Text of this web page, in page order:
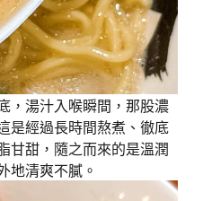
，湯汁入喉瞬間，那股濃
是經過長時間熬煮、徹底
甘甜，隨之而來的是溫潤
地清爽不膩。